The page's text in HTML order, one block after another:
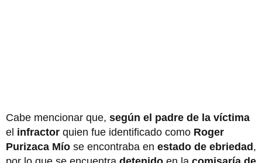
Cabe mencionar que, según el padre de la víctima
el infractor quien fue identificado como Roger
Purizaca Mío se encontraba en estado de ebriedad ,